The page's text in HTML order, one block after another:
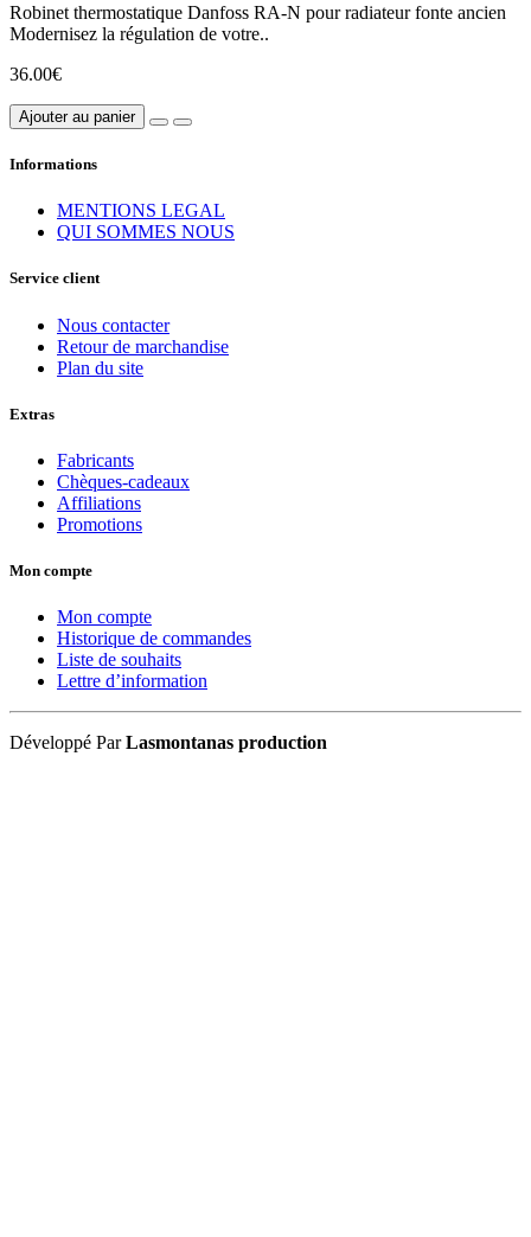
Robinet thermostatique Danfoss RA-N pour radiateur fonte ancien
Modernisez la régulation de votre..
36.00€
Ajouter au panier
Informations
MENTIONS LEGAL
QUI SOMMES NOUS
Service client
Nous contacter
Retour de marchandise
Plan du site
Extras
Fabricants
Chèques-cadeaux
Affiliations
Promotions
Mon compte
Mon compte
Historique de commandes
Liste de souhaits
Lettre d’information
Développé ParLasmontanas production